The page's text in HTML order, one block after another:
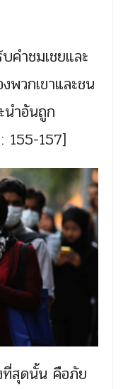
คำชมเชยและ
พวกเขาและชน
นำอันถูก
155-157]
สุดนั้น คือภัย